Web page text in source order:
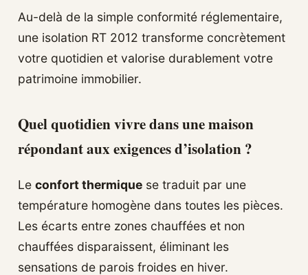
Au-delà de la simple conformité réglementaire,
une isolation RT 2012 transforme concrètement
votre quotidien et valorise durablement votre
patrimoine immobilier.
Quel quotidien vivre dans une maison
répondant aux exigences d’isolation ?
Le confort thermique se traduit par une
température homogène dans toutes les pièces.
Les écarts entre zones chauffées et non
chauffées disparaissent, éliminant les
sensations de parois froides en hiver.